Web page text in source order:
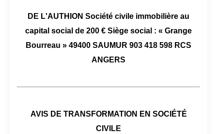
DE L'AUTHION Société civile immobilière au
capital social de 200 € Siège social : « Grange
Bourreau » 49400 SAUMUR 903 418 598 RCS
ANGERS
AVIS DE TRANSFORMATION EN SOCIÉTÉ
CIVILE